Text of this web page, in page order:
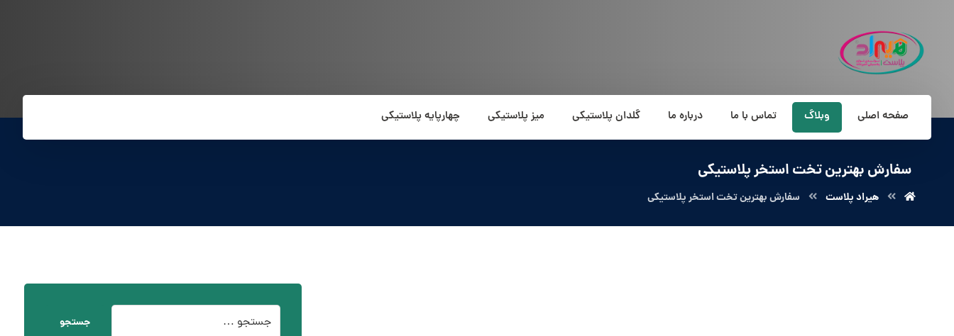
صفحه اصلی وبلاگ تماس با ما درباره ما گلدان پلاستیکی میز پلاستیکی چهارپایه پلاستیکی
سفارش بهترین تخت استخر پلاستیکی
هیراد پلاست سفارش بهترین تخت استخر پلاستیکی
جستجو